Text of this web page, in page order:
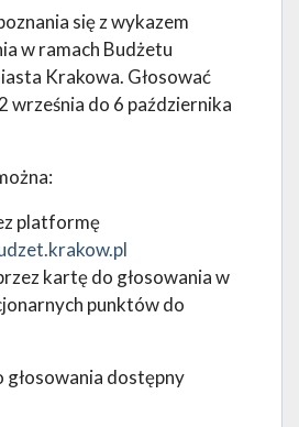
się z wykazem
w ramach Budżetu
Krakowa. Głosować
września do 6 października
platformę
kartę do głosowania w
punktów do
dostępny